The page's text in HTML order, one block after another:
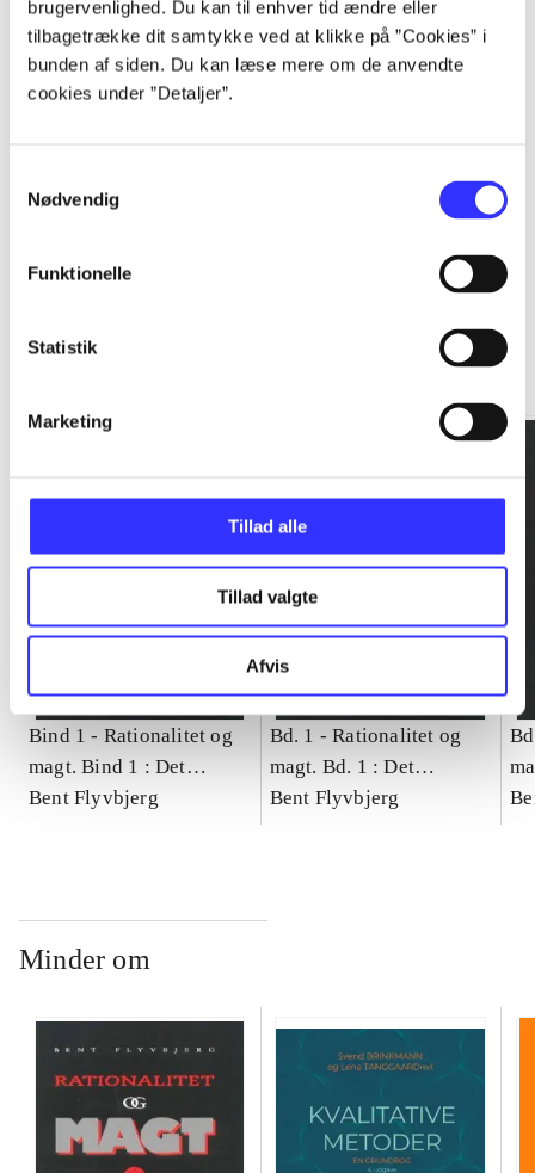
brugervenlighed. Du kan til enhver tid ændre eller
tilbagetrække dit samtykke ved at klikke på ”Cookies” i
bunden af siden. Du kan læse mere om de anvendte
cookies under ”Detaljer”.
Nødvendig
Funktionelle
Statistik
Marketing
Tillad alle
Tillad valgte
Afvis
...
Bind 1 - Rationalitet og
magt. Bind 1 : Det
konkretes videnskab
Bent Flyvbjerg
Bd. 1 -Rationalitet og
magt. Bd. 1 : Det
konkretes videnskab
Bent Flyvbjerg
Minder om